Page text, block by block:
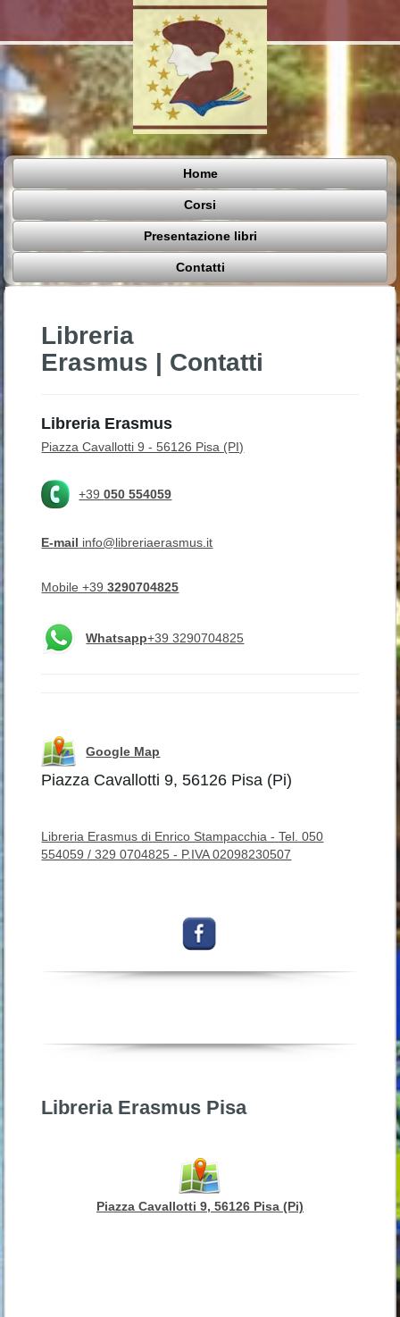
Home
Corsi
Presentazione libri
Contatti
Libreria
Erasmus | Contatti
Libreria Erasmus
Piazza Cavallotti 9 - 56126 Pisa (PI)
+39050 554059
E-mail info@libreriaerasmus.it
Mobile +393290704825
Whatsapp+39 3290704825
Google Map
Piazza Cavallotti 9, 56126 Pisa (Pi)
Libreria Erasmus di Enrico Stampacchia - Tel. 050
554059 / 329 0704825 - P.IVA 02098230507
Libreria Erasmus Pisa
Piazza Cavallotti 9, 56126 Pisa (Pi)